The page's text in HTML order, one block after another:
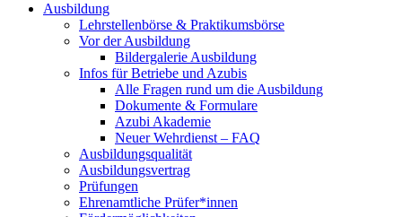
Ausbildung
Lehrstellenbörse & Praktikumsbörse
Vor der Ausbildung
Bildergalerie Ausbildung
Infos für Betriebe und Azubis
Alle Fragen rund um die Ausbildung
Dokumente & Formulare
Azubi Akademie
Neuer Wehrdienst – FAQ
Ausbildungsqualität
Ausbildungsvertrag
Prüfungen
Ehrenamtliche Prüfer*innen